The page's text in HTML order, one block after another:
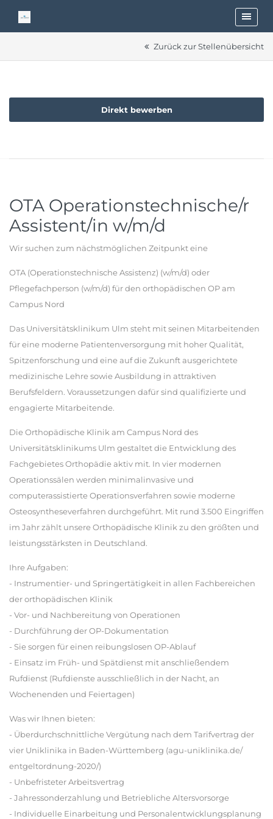
Zurück zur Stellenübersicht
Direkt bewerben
OTA Operationstechnische/r
Assistent/in w/m/d
Wir suchen zum nächstmöglichen Zeitpunkt eine
OTA (Operationstechnische Assistenz) (w/m/d) oder
Pflegefachperson (w/m/d) für den orthopädischen OP am
Campus Nord
Das Universitätsklinikum Ulm steht mit seinen Mitarbeitenden
für eine moderne Patientenversorgung mit hoher Qualität,
Spitzenforschung und eine auf die Zukunft ausgerichtete
medizinische Lehre sowie Ausbildung in attraktiven
Berufsfeldern. Voraussetzungen dafür sind qualifizierte und
engagierte Mitarbeitende.
Die Orthopädische Klinik am Campus Nord des
Universitätsklinikums Ulm gestaltet die Entwicklung des
Fachgebietes Orthopädie aktiv mit. In vier modernen
Operationssälen werden minimalinvasive und
computerassistierte Operationsverfahren sowie moderne
Osteosyntheseverfahren durchgeführt. Mit rund 3.500 Eingriffen
im Jahr zählt unsere Orthopädische Klinik zu den größten und
leistungsstärksten in Deutschland.
Ihre Aufgaben:
- Instrumentier- und Springertätigkeit in allen Fachbereichen
der orthopädischen Klinik
- Vor- und Nachbereitung von Operationen
- Durchführung der OP-Dokumentation
- Sie sorgen für einen reibungslosen OP-Ablauf
- Einsatz im Früh- und Spätdienst mit anschließendem
Rufdienst (Rufdienste ausschließlich in der Nacht, an
Wochenenden und Feiertagen)
Was wir Ihnen bieten:
- Überdurchschnittliche Vergütung nach dem Tarifvertrag der
vier Uniklinika in Baden-Württemberg (agu-uniklinika.de/
entgeltordnung-2020/)
- Unbefristeter Arbeitsvertrag
- Jahressonderzahlung und Betriebliche Altersvorsorge
- Individuelle Einarbeitung und Personalentwicklungsplanung